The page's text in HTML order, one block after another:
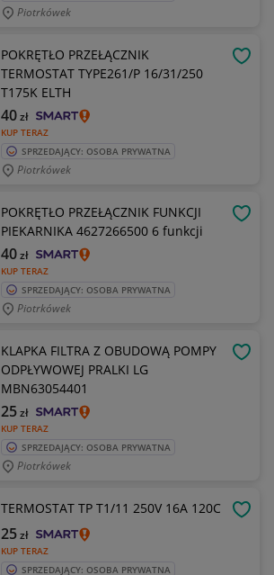
Piotrkówek
POKRĘTŁO PRZEŁĄCZNIK
TERMOSTAT TYPE261/P 16/31/250
T175K ELTH
KUP TERAZ
40zł
SPRZEDAJĄCY: OSOBA PRYWATNA
Piotrkówek
POKRĘTŁO PRZEŁĄCZNIK FUNKCJI
PIEKARNIKA 4627266500 6 funkcji
KUP TERAZ
40zł
SPRZEDAJĄCY: OSOBA PRYWATNA
Piotrkówek
KLAPKA FILTRA Z OBUDOWĄ POMPY
ODPŁYWOWEJ PRALKI LG
MBN63054401
KUP TERAZ
25zł
SPRZEDAJĄCY: OSOBA PRYWATNA
Piotrkówek
TERMOSTAT TP T1/11 250V 16A 120C
KUP TERAZ
25zł
SPRZEDAJĄCY: OSOBA PRYWATNA